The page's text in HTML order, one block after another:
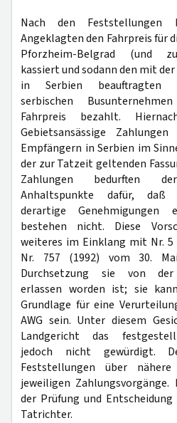
Nach den Feststellungen
Angeklagten den Fahrpreis für
Pforzheim-Belgrad (und
kassiert und sodann den mit
in Serbien beauftragten
serbischen
Fahrpreis bezahlt.
Gebietsansässige
Empfängern in Serbien im
der zur Tatzeit geltenden
Zahlungen bedurften
Anhaltspunkte dafür, daß
derartige Genehmigungen
bestehen nicht. Diese
weiteres im Einklang mit Nr. 5
Nr. 757 (1992) vom 30.
Durchsetzung sie von der
erlassen worden ist; sie
Grundlage für eine
AWG sein. Unter diesem
Landgericht das
jedoch nicht gewürdigt.
Feststellungen über
jeweiligen
der Prüfung und
Tatrichter.